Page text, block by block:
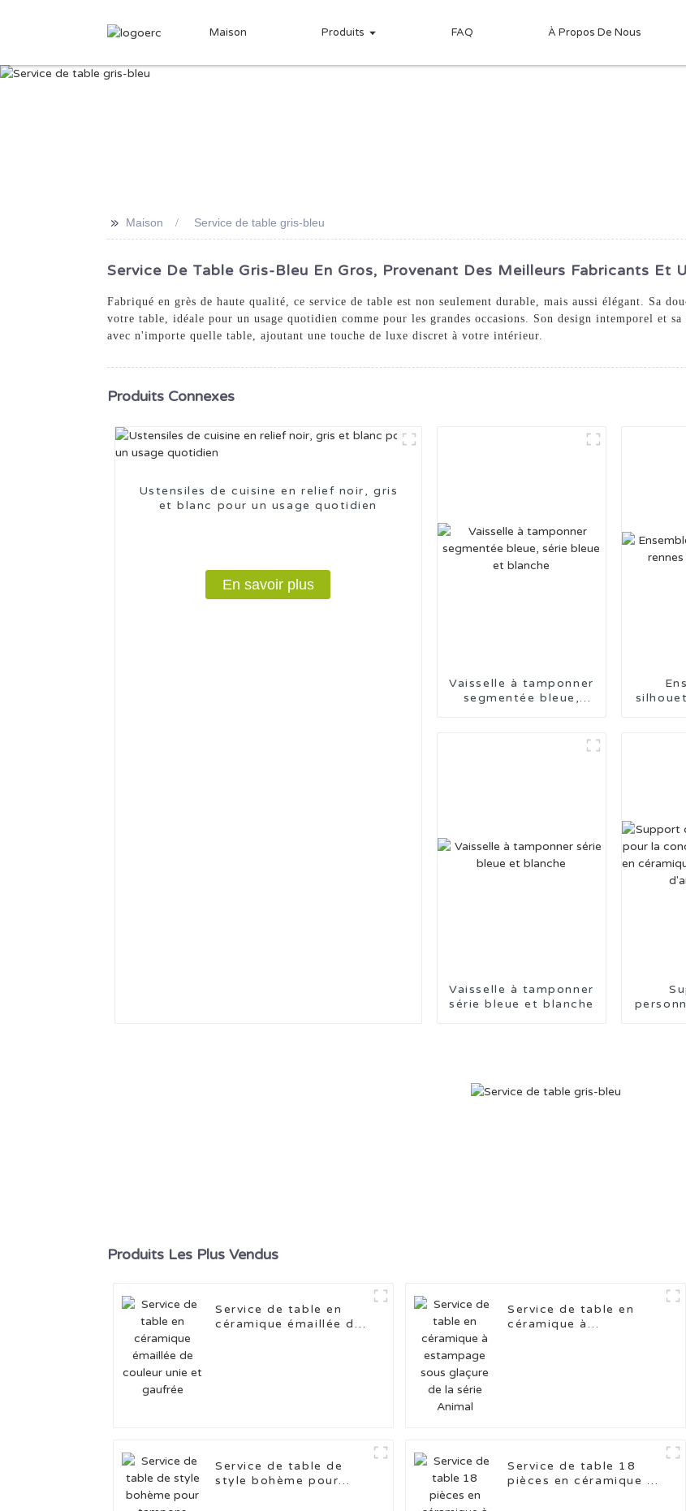
Maison Produits FAQ À Propos De Nous
>> Maison Service de table gris-bleu
Service De Table Gris-Bleu En Gros, Provenant Des Meilleurs Fabricants Et
Fabriqué en grès de haute qualité, ce service de table est non seulement durable, mais aussi élégant. Sa
votre table, idéale pour un usage quotidien comme pour les grandes occasions. Son design intemporel et
avec n'importe quelle table, ajoutant une touche de luxe discret à votre intérieur.
Produits Connexes
Ustensiles de cuisine en relief noir, gris
et blanc pour un usage quotidien
En savoir plus
Vaisselle à tamponner
segmentée bleue,
Vaisselle à tamponner
série bleue et blanche
Produits Les Plus Vendus
Service de table en
céramique émaillée de
Service de table en
céramique à
Service de table de
style bohème pour
Service de table 18
pièces en céramique à